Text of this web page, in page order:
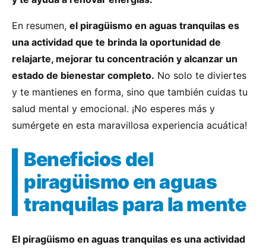
En resumen, el piragüismo en aguas tranquilas es
una actividad que te brinda la oportunidad de
relajarte, mejorar tu concentración y alcanzar un
estado de bienestar completo. No solo te diviertes
y te mantienes en forma, sino que también cuidas tu
salud mental y emocional. ¡No esperes más y
sumérgete en esta maravillosa experiencia acuática!
Beneficios del
piragüismo en aguas
tranquilas para la mente
El piragüismo en aguas tranquilas es una actividad